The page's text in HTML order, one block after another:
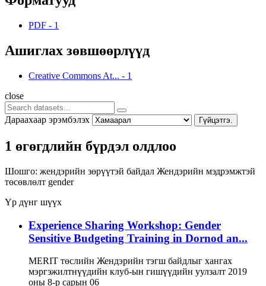
PDF - 1
Ашиглах зөвшөөрлүүд
Creative Commons At... - 1
close
Дараахаар эрэмбэлэх Гүйцэтгэ.
1 өгөгдлийн бүрдэл олдлоо
Шошго: жендэрийн зөрүүтэй байдал Жендэрийн мэдрэмжтэй
төсөвлөлт gender
Үр дүнг шүүх
Experience Sharing Workshop: Gender
Sensitive Budgeting Training in Dornod an...
MERIT төслийн Жендэрийн тэгш байдлыг хангах
мэргэжилтнүүдийн клуб-ын гишүүдийн уулзалт 2019
оны 8-р сарын 06